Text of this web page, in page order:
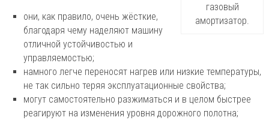
газовый
амортизатор.
они, как правило, очень жёсткие,
благодаря чему наделяют машину
отличной устойчивостью и
управляемостью;
намного легче переносят нагрев или низкие температуры,
не так сильно теряя эксплуатационные свойства;
могут самостоятельно разжиматься и в целом быстрее
реагируют на изменения уровня дорожного полотна;